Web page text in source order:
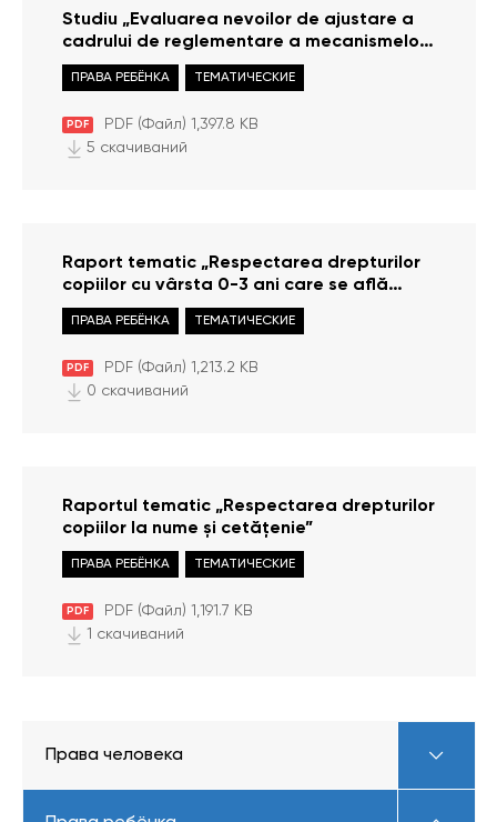
Studiu „Evaluarea nevoilor de ajustare a
cadrului de reglementare a mecanismelor
prin care se asigură protecția copiilor
aflați în situații de risc la standardele
monitorizării corespunzătoare a
Convenției ONU pentru Drepturile
PDF PDF (Файл) 1,397.8 KB
ПРАВА РЕБЁНКА ТЕМАТИЧЕСКИЕ
5 скачиваний
Raport tematic „Respectarea drepturilor
copiilor cu vârsta 0-3 ani care se află
împreună cu mamele lor ce-și execută
pedeapsa în instituțiile penitenciare din
PDF PDF (Файл) 1,213.2 KB
ПРАВА РЕБЁНКА ТЕМАТИЧЕСКИЕ
0 скачиваний
Raportul tematic „Respectarea drepturilor
copiilor la nume și cetățenie”
PDF PDF (Файл) 1,191.7 KB
ПРАВА РЕБЁНКА ТЕМАТИЧЕСКИЕ
1 скачиваний
Права человека